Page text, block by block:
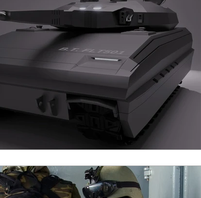
Terrorismo yihadista Recomendaciones Riesgos
Formación Altercados en Cataluña Análisis